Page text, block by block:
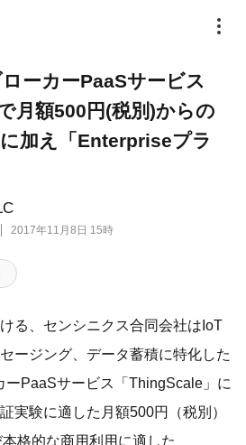
2017年11月8日 15時
ーカーPaaSサービス
月額500円(税別)からの
加え「Enterpriseプラ
る、センシニクス合同会社はIoT
ージング、データ蓄積に特化した
ーPaaSサービス「ThingScale」に
実験に適した月額500円（税別）
格的な商用利用に適した